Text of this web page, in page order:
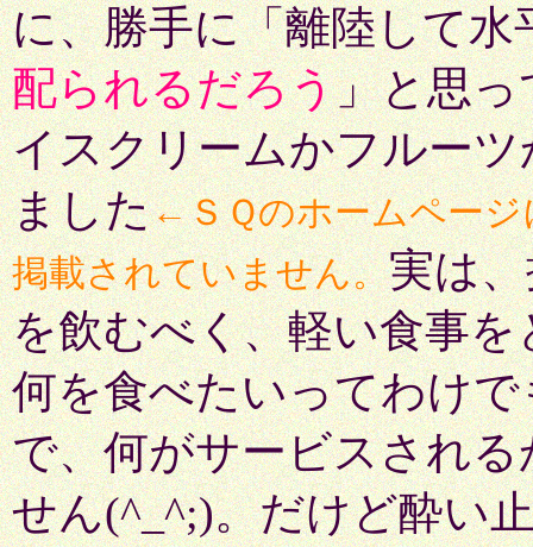
に、勝手に「離陸して
配られるだろう」と思っ
イスクリームかフルー
ました←ＳＱのホームページ
掲載されていません。実は
を飲むべく、軽い食事
何を食べたいってわけ
で、何がサービスされ
せん(^_^;)。だけど酔い